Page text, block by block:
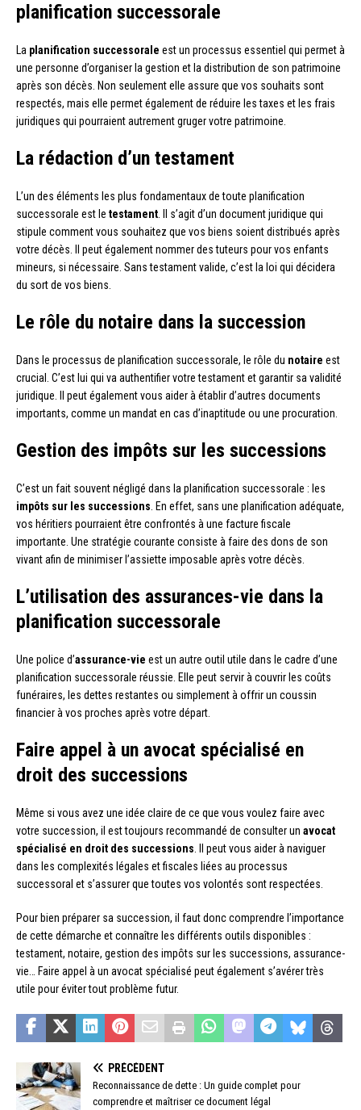
planification successorale
La planification successorale est un processus essentiel qui permet à
une personne d’organiser la gestion et la distribution de son patrimoine
après son décès. Non seulement elle assure que vos souhaits sont
respectés, mais elle permet également de réduire les taxes et les frais
juridiques qui pourraient autrement gruger votre patrimoine.
La rédaction d’un testament
L’un des éléments les plus fondamentaux de toute planification
successorale est le testament. Il s’agit d’un document juridique qui
stipule comment vous souhaitez que vos biens soient distribués après
votre décès. Il peut également nommer des tuteurs pour vos enfants
mineurs, si nécessaire. Sans testament valide, c’est la loi qui décidera
du sort de vos biens.
Le rôle du notaire dans la succession
Dans le processus de planification successorale, le rôle du notaire est
crucial. C’est lui qui va authentifier votre testament et garantir sa validité
juridique. Il peut également vous aider à établir d’autres documents
importants, comme un mandat en cas d’inaptitude ou une procuration.
Gestion des impôts sur les successions
C’est un fait souvent négligé dans la planification successorale : les
impôts sur les successions. En effet, sans une planification adéquate,
vos héritiers pourraient être confrontés à une facture fiscale
importante. Une stratégie courante consiste à faire des dons de son
vivant afin de minimiser l’assiette imposable après votre décès.
L’utilisation des assurances-vie dans la
planification successorale
Une police d’assurance-vie est un autre outil utile dans le cadre d’une
planification successorale réussie. Elle peut servir à couvrir les coûts
funéraires, les dettes restantes ou simplement à offrir un coussin
financier à vos proches après votre départ.
Faire appel à un avocat spécialisé en
droit des successions
Même si vous avez une idée claire de ce que vous voulez faire avec
votre succession, il est toujours recommandé de consulter un avocat
spécialisé en droit des successions. Il peut vous aider à naviguer
dans les complexités légales et fiscales liées au processus
successoral et s’assurer que toutes vos volontés sont respectées.
Pour bien préparer sa succession, il faut donc comprendre l’importance
de cette démarche et connaître les différents outils disponibles :
testament, notaire, gestion des impôts sur les successions, assurance-
vie… Faire appel à un avocat spécialisé peut également s’avérer très
utile pour éviter tout problème futur.
PRÉCÉDENT
Reconnaissance de dette : Un guide complet pour
comprendre et maîtriser ce document légal